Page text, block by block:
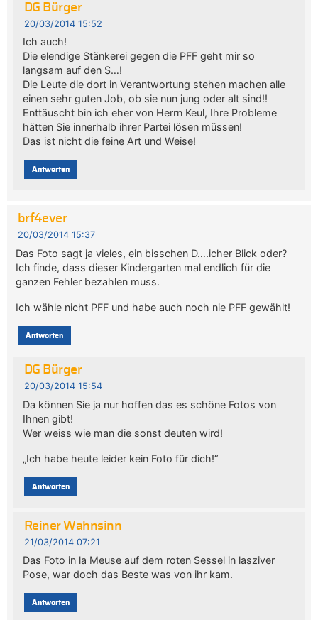
DG Bürger
20/03/2014 15:52
Ich auch!
Die elendige Stänkerei gegen die PFF geht mir so
langsam auf den S…!
Die Leute die dort in Verantwortung stehen machen alle
einen sehr guten Job, ob sie nun jung oder alt sind!!
Enttäuscht bin ich eher von Herrn Keul, Ihre Probleme
hätten Sie innerhalb ihrer Partei lösen müssen!
Das ist nicht die feine Art und Weise!
Antworten
brf4ever
20/03/2014 15:37
Das Foto sagt ja vieles, ein bisschen D….icher Blick oder?
Ich finde, dass dieser Kindergarten mal endlich für die
ganzen Fehler bezahlen muss.
Ich wähle nicht PFF und habe auch noch nie PFF gewählt!
Antworten
DG Bürger
20/03/2014 15:54
Da können Sie ja nur hoffen das es schöne Fotos von
Ihnen gibt!
Wer weiss wie man die sonst deuten wird!
„Ich habe heute leider kein Foto für dich!“
Antworten
Reiner Wahnsinn
21/03/2014 07:21
Das Foto in la Meuse auf dem roten Sessel in lasziver
Pose, war doch das Beste was von ihr kam.
Antworten